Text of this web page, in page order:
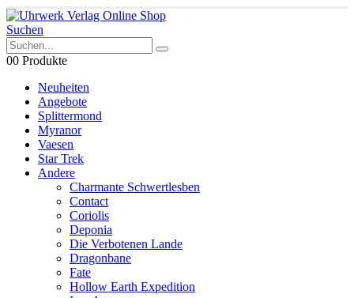
Suchen
00 Produkte
Neuheiten
Angebote
Splittermond
Myranor
Vaesen
Star Trek
Andere
Charmante Schwertlesben
Contact
Coriolis
Deponia
Die Verbotenen Lande
Dragonbane
Fate
Hollow Earth Expedition